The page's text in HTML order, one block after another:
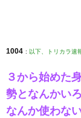
1004 : 以下、トリカラ速
３から始めた
勢となんかい
なんか使わな